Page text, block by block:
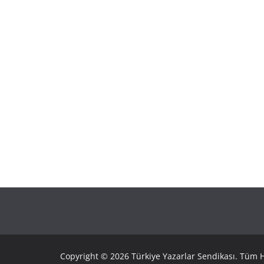
Copyright © 2026 Türkiye Yazarlar Sendikası. Tüm